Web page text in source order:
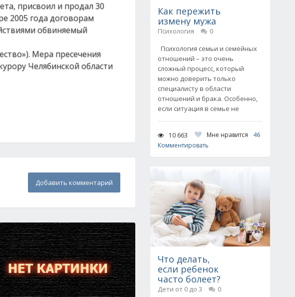
присвоил и продал 30
2005 года договорам
обвиняемый
Мера пресечения
Челябинской области
Добавить комментарий
Как пережить
измену мужа
Психология
0
Психология семьи и семейных
отношений – это очень
сложный процесс, который
можно доверить только
специалисту в области
отношений и брака. Особенно,
если ситуация в семье не
10 663 Мне нравится
46
Комментировать
Что делать,
если ребенок
часто болеет?
Дети от 0 до 3
0